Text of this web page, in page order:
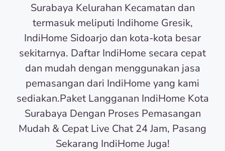
Surabaya Kelurahan Kecamatan dan
termasuk meliputi Indihome Gresik,
IndiHome Sidoarjo dan kota-kota besar
sekitarnya. Daftar IndiHome secara cepat
dan mudah dengan menggunakan jasa
pemasangan dari IndiHome yang kami
sediakan.Paket Langganan IndiHome Kota
Surabaya Dengan Proses Pemasangan
Mudah & Cepat Live Chat 24 Jam, Pasang
Sekarang IndiHome Juga!